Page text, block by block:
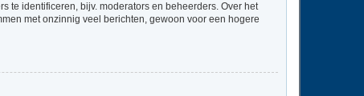
te identificeren, bijv. moderators en beheerders. Over het
met onzinnig veel berichten, gewoon voor een hogere